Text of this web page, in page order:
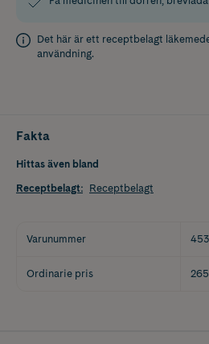
Det här är ett receptbelagt
användning.
Fakta
Hittas även bland
Receptbelagt: Receptbelagt
Varunummer
Ordinarie pris